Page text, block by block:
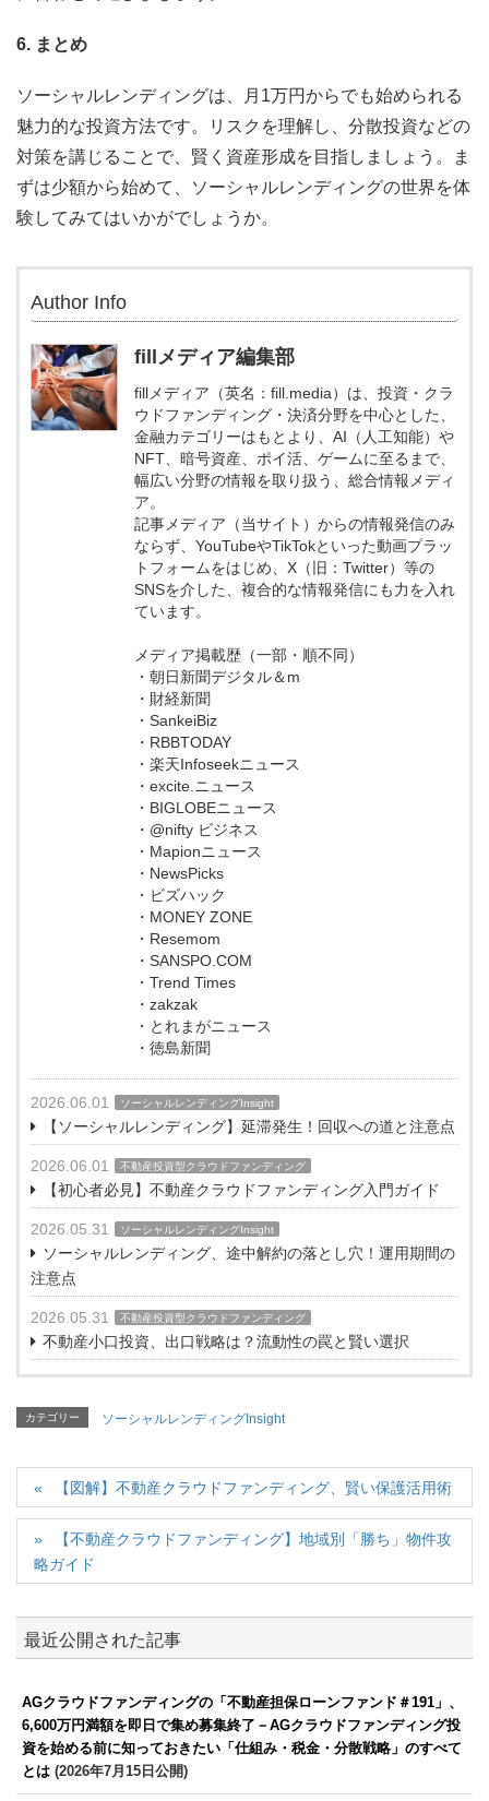
6. まとめ
ソーシャルレンディングは、月1万円からでも始められる
魅力的な投資方法です。リスクを理解し、分散投資などの
対策を講じることで、賢く資産形成を目指しましょう。ま
ずは少額から始めて、ソーシャルレンディングの世界を体
験してみてはいかがでしょうか。
Author Info
fillメディア編集部
fillメディア（英名：fill.media）は、投資・クラ
ウドファンディング・決済分野を中心とした、
金融カテゴリーはもとより、AI（人工知能）や
NFT、暗号資産、ポイ活、ゲームに至るまで、
幅広い分野の情報を取り扱う、総合情報メディ
ア。
記事メディア（当サイト）からの情報発信のみ
ならず、YouTubeやTikTokといった動画プラッ
トフォームをはじめ、X（旧：Twitter）等の
SNSを介した、複合的な情報発信にも力を入れ
ています。
メディア掲載歴（一部・順不同）
・朝日新聞デジタル＆m
・財経新聞
・SankeiBiz
・RBBTODAY
・楽天Infoseekニュース
・excite.ニュース
・BIGLOBEニュース
・@nifty ビジネス
・Mapionニュース
・NewsPicks
・ビズハック
・MONEY ZONE
・Resemom
・SANSPO.COM
・Trend Times
・zakzak
・とれまがニュース
・徳島新聞
2026.06.01 ソーシャルレンディングInsight
【ソーシャルレンディング】延滞発生！回収への道と注意点
2026.06.01 不動産投資型クラウドファンディング
【初心者必見】不動産クラウドファンディング入門ガイド
2026.05.31 ソーシャルレンディングInsight
ソーシャルレンディング、途中解約の落とし穴！運用期間の
注意点
2026.05.31 不動産投資型クラウドファンディング
不動産小口投資、出口戦略は？流動性の罠と賢い選択
カテゴリー ソーシャルレンディングInsight
【図解】不動産クラウドファンディング、賢い保護活用術
【不動産クラウドファンディング】地域別「勝ち」物件攻
略ガイド
最近公開された記事
AGクラウドファンディングの「不動産担保ローンファンド＃191」、
6,600万円満額を即日で集め募集終了－AGクラウドファンディング投
資を始める前に知っておきたい「仕組み・税金・分散戦略」のすべて
とは (2026年7月15日公開)